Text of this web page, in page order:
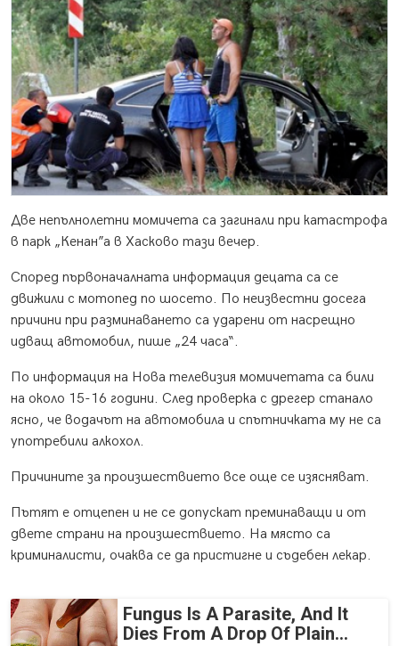
Две непълнолетни момичета са загинали при катастрофа
в парк „Кенан”а в Хасково тази вечер.
Според първоначалната информация децата са се
движили с мотопед по шосето. По неизвестни досега
причини при разминаването са ударени от насрещно
идващ автомобил, пише „24 часа“.
По информация на Нова телевизия момичетата са били
на около 15-16 години. След проверка с дрегер станало
ясно, че водачът на автомобила и спътничката му не са
употребили алкохол.
Причините за произшествието все още се изясняват.
Пътят е отцепен и не се допускат преминаващи и от
двете страни на произшествието. На място са
криминалисти, очаква се да пристигне и съдебен лекар.
Fungus Is A Parasite, And It
Dies From A Drop Of Plain...